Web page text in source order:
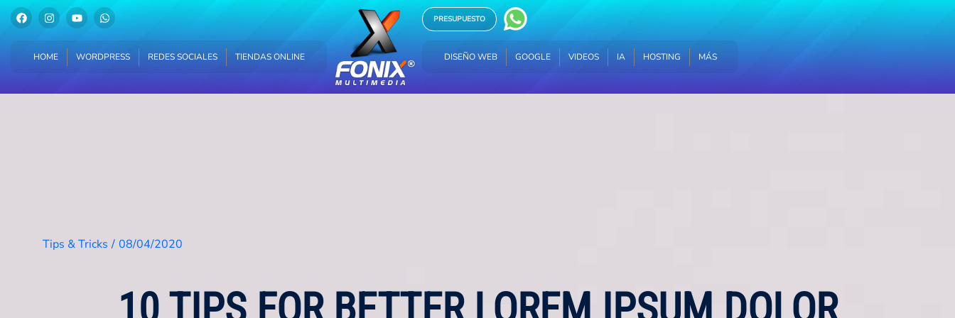
HOME WORDPRESS DISEÑO WEB GOOGLE
HOME WORDPRESS REDES SOCIALES TIENDAS ONLINE
PRESUPUESTO
DISEÑO WEB GOOGLE VIDEOS IA HOSTING MÁS
Tips & Tricks / 08/04/2020